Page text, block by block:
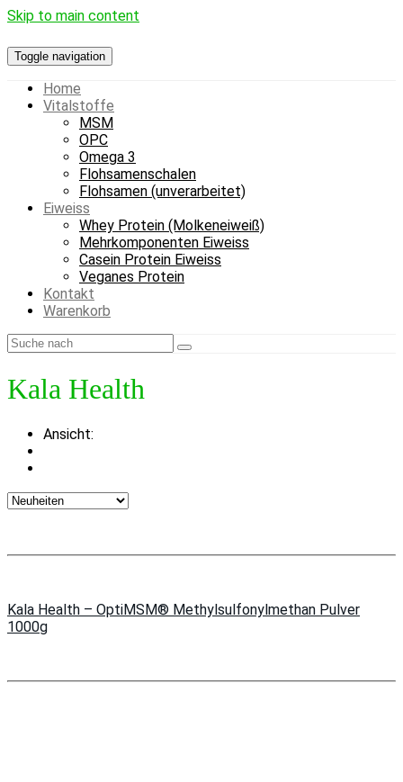
Skip to main content
Toggle navigation
Home
Vitalstoffe
MSM
OPC
Omega 3
Flohsamenschalen
Flohsamen (unverarbeitet)
Eiweiss
Whey Protein (Molkeneiweiß)
Mehrkomponenten Eiweiss
Casein Protein Eiweiss
Veganes Protein
Kontakt
Warenkorb
Kala Health
Ansicht:
Kala Health – OptiMSM® Methylsulfonylmethan Pulver
1000g